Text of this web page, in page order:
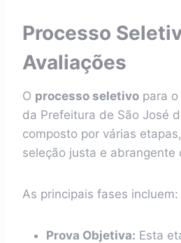
Processo
Avaliações
O processo seletivo para
da Prefeitura de São José
composto por várias
seleção justa e abrangente
As principais fases incluem:
Prova Objetiva: Esta